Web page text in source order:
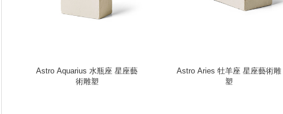
Astro Aquarius 水瓶座 星座藝
術雕塑
Astro Aries 牡羊座 星座藝術雕
塑